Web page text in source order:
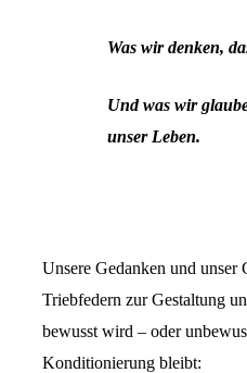
Was wir denken,
Und was wir
unser Leben.
Unsere Gedanken und unser
Triebfedern zur Gestaltung
bewusst wird – oder
Konditionierung bleibt: